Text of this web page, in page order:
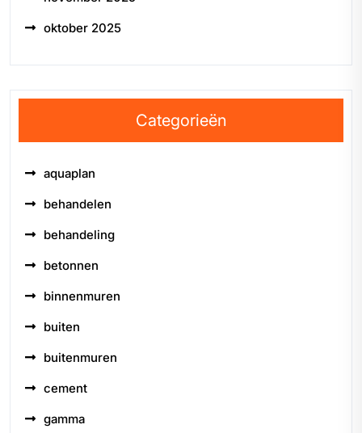
oktober 2025
Categorieën
aquaplan
behandelen
behandeling
betonnen
binnenmuren
buiten
buitenmuren
cement
gamma